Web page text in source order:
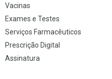
Vacinas
Exames e Testes
Serviços Farmacêuticos
Prescrição Digital
Assinatura